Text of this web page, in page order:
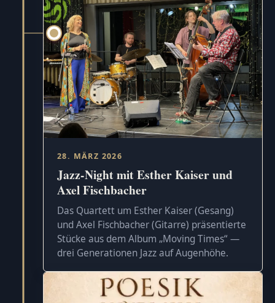
28. MÄRZ 2026
Jazz-Night mit Esther Kaiser und
Axel Fischbacher
Das Quartett um Esther Kaiser (Gesang)
und Axel Fischbacher (Gitarre) präsentierte
Stücke aus dem Album „Moving Times“ —
drei Generationen Jazz auf Augenhöhe.